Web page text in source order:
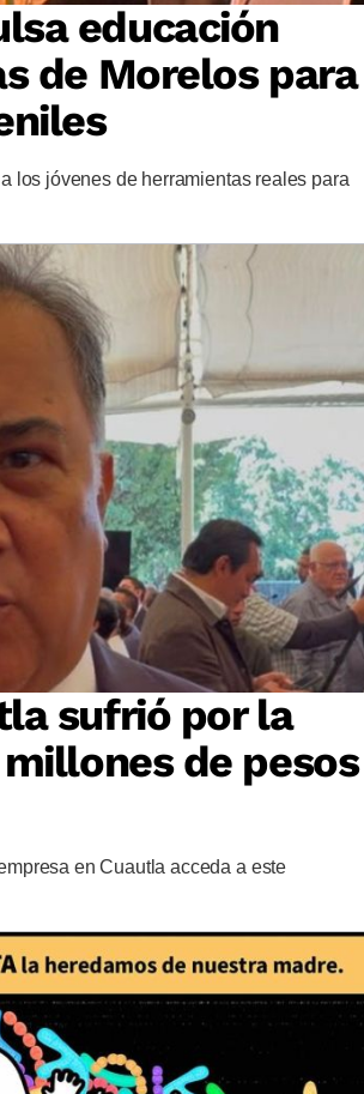
educación
de Morelos para
los jóvenes de herramientas reales para
sufrió por la
millones de pesos
en Cuautla acceda a este